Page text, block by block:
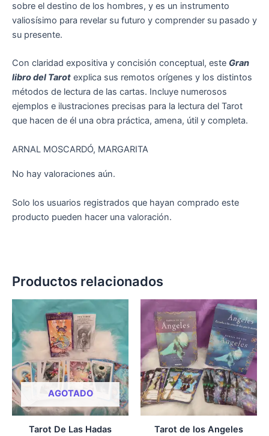
sobre el destino de los hombres, y es un instrumento
valiosísimo para revelar su futuro y comprender su pasado y
su presente.
Con claridad expositiva y concisión conceptual, este Gran
libro del Tarot explica sus remotos orígenes y los distintos
métodos de lectura de las cartas. Incluye numerosos
ejemplos e ilustraciones precisas para la lectura del Tarot
que hacen de él una obra práctica, amena, útil y completa.
ARNAL MOSCARDÓ, MARGARITA
No hay valoraciones aún.
Solo los usuarios registrados que hayan comprado este
producto pueden hacer una valoración.
Productos relacionados
AGOTADO
Tarot De Las Hadas Tarot de los Angeles